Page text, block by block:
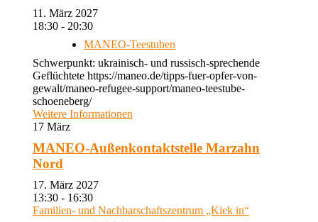
11. März 2027
18:30 - 20:30
MANEO-Teestuben
Schwerpunkt: ukrainisch- und russisch-sprechende
Geflüchtete https://maneo.de/tipps-fuer-opfer-von-
gewalt/maneo-refugee-support/maneo-teestube-
schoeneberg/
Weitere Informationen
17 März
MANEO-Außenkontaktstelle Marzahn
Nord
17. März 2027
13:30 - 16:30
Familien- und Nachbarschaftszentrum „Kiek in“